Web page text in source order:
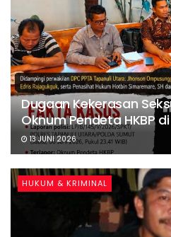
Dugaan Kekerasan
Oknum Pendeta HKBP
13 JUNI 2026
HUKUM & KRIMINAL